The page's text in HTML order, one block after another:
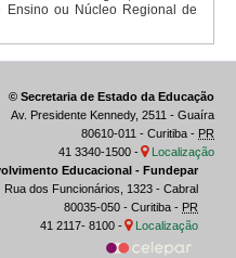
Ensino ou Núcleo Regional de
© Secretaria de Estado da Educação
Av. Presidente Kennedy, 2511 - Guaíra
80610-011 - Curitiba - PR
41 3340-1500 -
Localização
Educacional - Fundepar
Rua dos Funcionários, 1323 - Cabral
80035-050 - Curitiba - PR
41 2117- 8100 -
Localização